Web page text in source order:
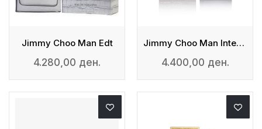
Jimmy Choo Man Edt
4.280,00 ден.
Jimmy Choo Man Intense Edt
4.400,00 ден.